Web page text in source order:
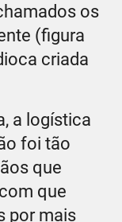
os
(figura
criada
a logística
foi tão
que
que
por mais